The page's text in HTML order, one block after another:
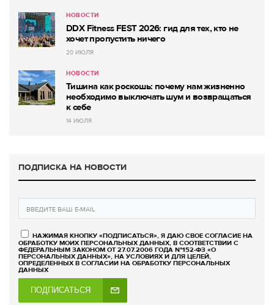
НОВОСТИ
DDX Fitness FEST 2026: гид для тех, кто не
хочет пропустить ничего
20 ИЮЛЯ
НОВОСТИ
Тишина как роскошь: почему нам жизненно
необходимо выключать шум и возвращаться
к себе
14 ИЮЛЯ
ПОДПИСКА НА НОВОСТИ
НАЖИМАЯ КНОПКУ «ПОДПИСАТЬСЯ», Я ДАЮ СВОЕ СОГЛАСИЕ НА
ОБРАБОТКУ МОИХ ПЕРСОНАЛЬНЫХ ДАННЫХ, В СООТВЕТСТВИИ С
ФЕДЕРАЛЬНЫМ ЗАКОНОМ ОТ 27.07.2006 ГОДА №152-ФЗ «О
ПЕРСОНАЛЬНЫХ ДАННЫХ», НА УСЛОВИЯХ И ДЛЯ ЦЕЛЕЙ,
ОПРЕДЕЛЕННЫХ В СОГЛАСИИ НА ОБРАБОТКУ ПЕРСОНАЛЬНЫХ
ДАННЫХ
ПОДПИСАТЬСЯ